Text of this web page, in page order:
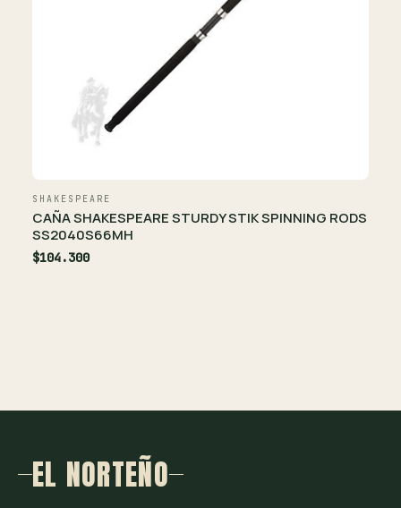
SHAKESPEARE
CAÑA SHAKESPEARE STURDY STIK SPINNING RODS
SS2040S66MH
$104.300
EL NORTEÑO